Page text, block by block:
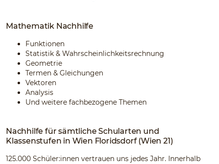
Mathematik Nachhilfe
Funktionen
Statistik & Wahrscheinlichkeitsrechnung
Geometrie
Termen & Gleichungen
Vektoren
Analysis
Und weitere fachbezogene Themen
Nachhilfe für sämtliche Schularten und
Klassenstufen in Wien Floridsdorf (Wien 21)
125.000 Schüler:innen vertrauen uns jedes Jahr. Innerhalb